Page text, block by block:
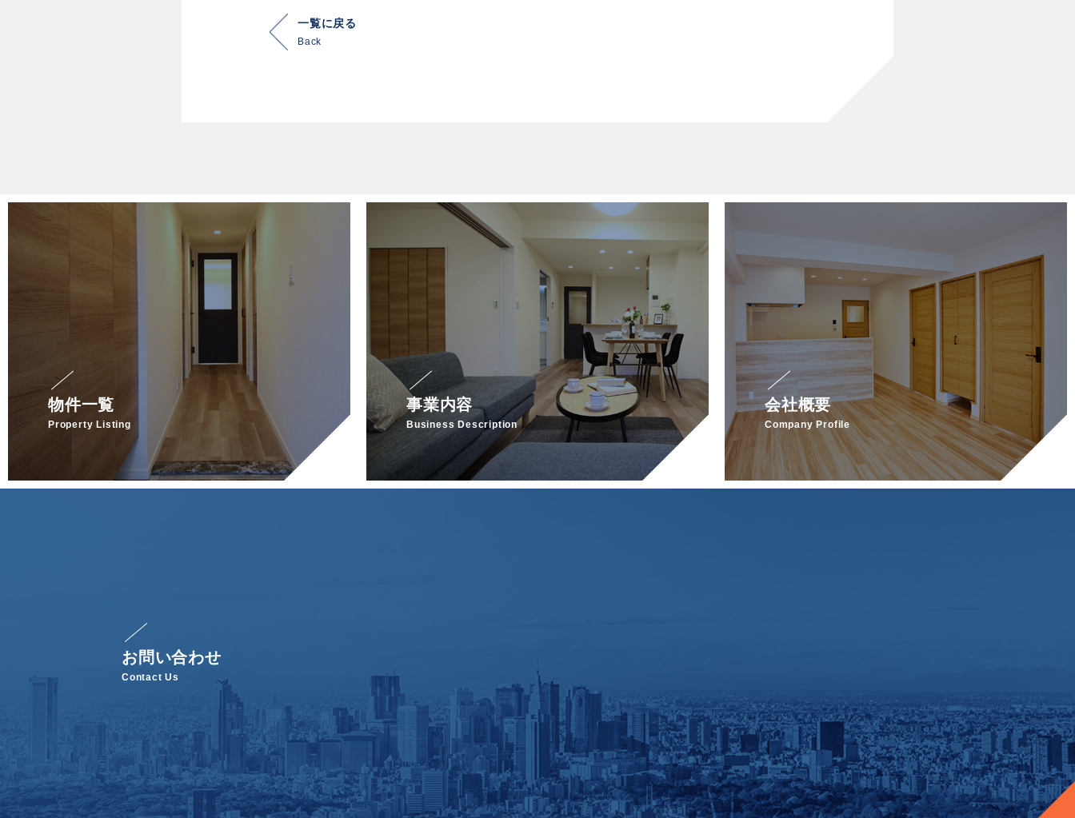
一覧に戻る
Back
物件一覧
Property Listing
事業内容
Business Description
会社概要
Company Profile
お問い合わせ
Contact Us